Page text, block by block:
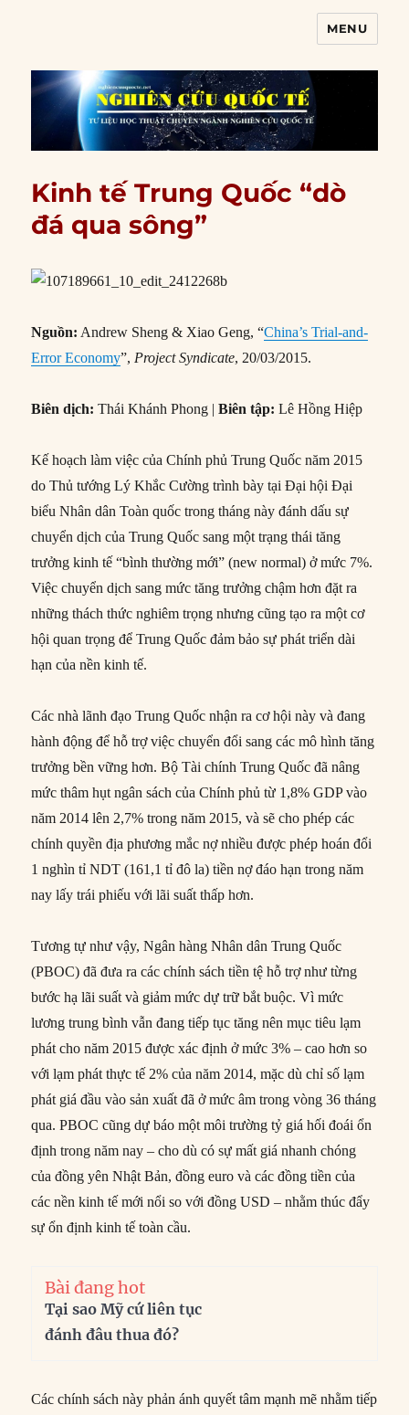
MENU
Kinh tế Trung Quốc “dò
đá qua sông”
Nguồn: Andrew Sheng & Xiao Geng, “China’s Trial-and-
Error Economy”, Project Syndicate, 20/03/2015.
Biên dịch: Thái Khánh Phong |Biên tập: Lê Hồng Hiệp
Kế hoạch làm việc của Chính phủ Trung Quốc năm 2015
do Thủ tướng Lý Khắc Cường trình bày tại Đại hội Đại
biểu Nhân dân Toàn quốc trong tháng này đánh dấu sự
chuyển dịch của Trung Quốc sang một trạng thái tăng
trưởng kinh tế “bình thường mới” (new normal) ở mức 7%.
Việc chuyển dịch sang mức tăng trưởng chậm hơn đặt ra
những thách thức nghiêm trọng nhưng cũng tạo ra một cơ
hội quan trọng để Trung Quốc đảm bảo sự phát triển dài
hạn của nền kinh tế.
Các nhà lãnh đạo Trung Quốc nhận ra cơ hội này và đang
hành động để hỗ trợ việc chuyển đổi sang các mô hình tăng
trưởng bền vững hơn. Bộ Tài chính Trung Quốc đã nâng
mức thâm hụt ngân sách của Chính phủ từ 1,8% GDP vào
năm 2014 lên 2,7% trong năm 2015, và sẽ cho phép các
chính quyền địa phương mắc nợ nhiều được phép hoán đổi
1 nghìn tỉ NDT (161,1 tỉ đô la) tiền nợ đáo hạn trong năm
nay lấy trái phiếu với lãi suất thấp hơn.
Tương tự như vậy, Ngân hàng Nhân dân Trung Quốc
(PBOC) đã đưa ra các chính sách tiền tệ hỗ trợ như từng
bước hạ lãi suất và giảm mức dự trữ bắt buộc. Vì mức
lương trung bình vẫn đang tiếp tục tăng nên mục tiêu lạm
phát cho năm 2015 được xác định ở mức 3% – cao hơn so
với lạm phát thực tế 2% của năm 2014, mặc dù chỉ số lạm
phát giá đầu vào sản xuất đã ở mức âm trong vòng 36 tháng
qua. PBOC cũng dự báo một môi trường tỷ giá hối đoái ổn
định trong năm nay – cho dù có sự mất giá nhanh chóng
của đồng yên Nhật Bản, đồng euro và các đồng tiền của
các nền kinh tế mới nổi so với đồng USD – nhằm thúc đẩy
sự ổn định kinh tế toàn cầu.
Bài đang hot
Tại sao Mỹ cứ liên tục
đánh đâu thua đó?
Các chính sách này phản ánh quyết tâm mạnh mẽ nhằm tiếp